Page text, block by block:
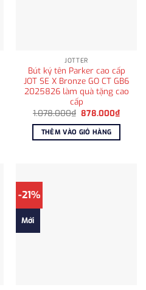
JOTTER
Bút ký tên Parker cao cấp
JOT SE X Bronze GO CT GB6
2025826 làm quà tặng cao
cấp
1.078.000₫ Giá
là:
1.078.000₫.
878.000₫Giá
hiện
THÊM VÀO GIỎ HÀNG
-21%
Mới